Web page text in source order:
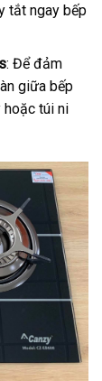
tắt ngay bếp
: Để đảm
giữa bếp
hoặc túi ni